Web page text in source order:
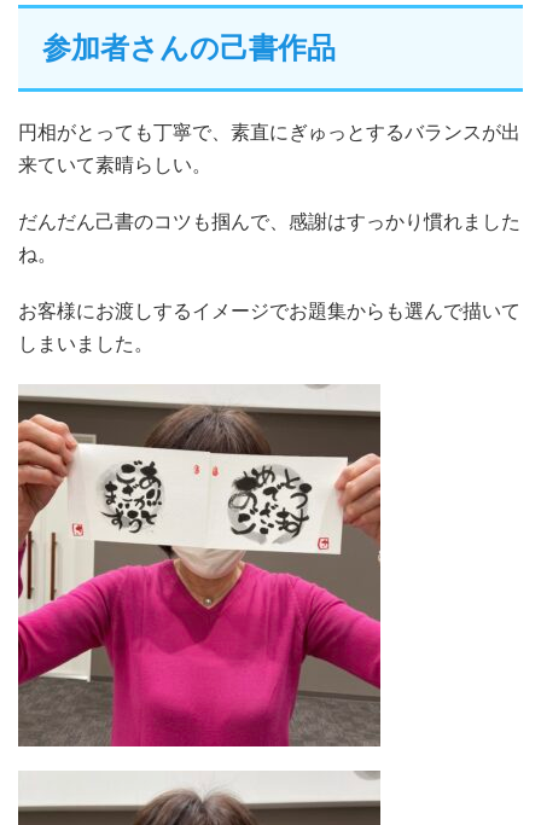
参加者さんの己書作品
円相がとっても丁寧で、素直にぎゅっとするバランスが出
来ていて素晴らしい。
だんだん己書のコツも掴んで、感謝はすっかり慣れました
ね。
お客様にお渡しするイメージでお題集からも選んで描いて
しまいました。